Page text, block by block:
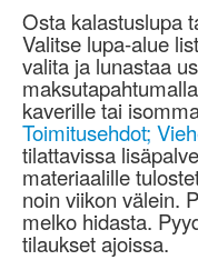
Osta kalastuslupa
Valitse lupa-alue
valita ja lunastaa
kaverille tai
Toimitusehdot;
tilattavissa
materiaalille
noin viikon välein.
melko hidasta.
tilaukset ajoissa.